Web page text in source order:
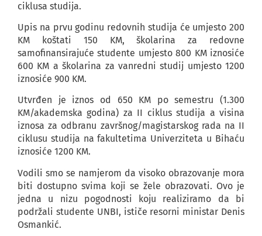
ciklusa studija.
Upis na prvu godinu redovnih studija će umjesto 200
KM koštati 150 KM, školarina za redovne
samofinansirajuće studente umjesto 800 KM iznosiće
600 KM a školarina za vanredni studij umjesto 1200
iznosiće 900 KM.
Utvrđen je iznos od 650 KM po semestru (1.300
KM/akademska godina) za II ciklus studija a visina
iznosa za odbranu završnog/magistarskog rada na II
ciklusu studija na fakultetima Univerziteta u Bihaću
iznosiće 1200 KM.
Vodili smo se namjerom da visoko obrazovanje mora
biti dostupno svima koji se žele obrazovati. Ovo je
jedna u nizu pogodnosti koju realiziramo da bi
podržali studente UNBI, ističe resorni ministar Denis
Osmankić.